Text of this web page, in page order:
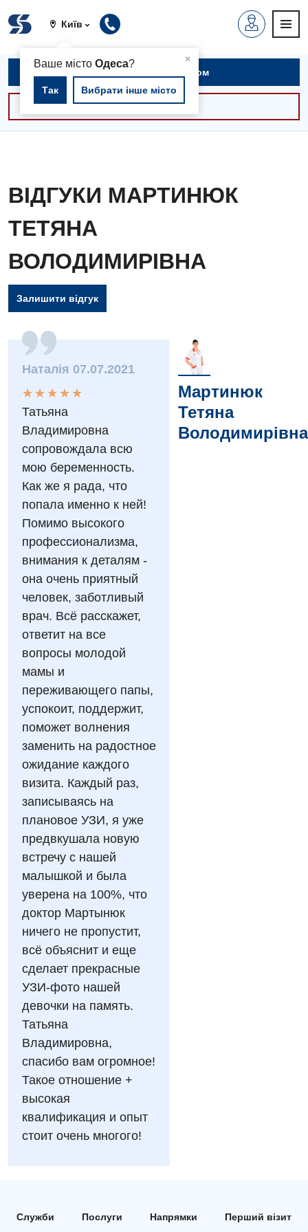
Київ
×
Ваше містоОдеса?
Так Вибрати інше місто
Вакансії
Заходи БПР
Інтернатура
Енциклопедія
Програма лояльності
Відео
Діагностика
Діагностичне відділення
Ендоскопічне відділення
Інструментальна діагностика
Рентгенографія
УЗД
Для дорослих
Акушерство і гінекологія
Алергологія, імунологія
Андрологія
Безоплатні послуги
Гастроентерологія
Дерматовенерологія
Ендокринологія
Кардіологія
Мамологія
Медична психологія
Неврологія
Оториноларингологія
Проктологія
Пульмонологія
Травматологія і ортопедія
Декларування
Національний скринінг здоров’я 40+
Українська
Російська
Записатися на прийом
Консультації -30%
ВІДГУКИ МАРТИНЮК
ТЕТЯНА
ВОЛОДИМИРІВНА
Залишити відгук
Наталія 07.07.2021
★
★
★
★
★
★ ★ ★ ★ ★
Татьяна
Владимировна
сопровождала всю
мою беременность.
Как же я рада, что
попала именно к ней!
Помимо высокого
профессионализма,
внимания к деталям -
она очень приятный
человек, заботливый
врач. Всё расскажет,
ответит на все
вопросы молодой
мамы и
переживающего папы,
успокоит, поддержит,
поможет волнения
заменить на радостное
ожидание каждого
визита. Каждый раз,
записываясь на
плановое УЗИ, я уже
предвкушала новую
встречу с нашей
малышкой и была
уверена на 100%, что
доктор Мартынюк
ничего не пропустит,
всё объяснит и еще
сделает прекрасные
УЗИ-фото нашей
девочки на память.
Татьяна
Владимировна,
спасибо вам огромное!
Такое отношение +
высокая
квалификация и опыт
стоит очень многого!
Мартинюк
Тетяна
Володимирівна
Служби Послуги Напрямки Перший візит